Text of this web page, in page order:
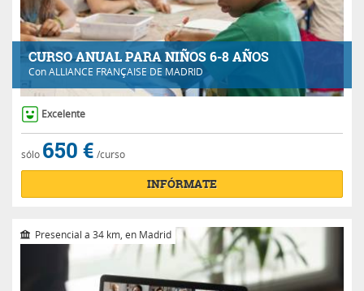
CURSO ANUAL PARA NIÑOS 6-8 AÑOS
ConALLIANCE FRANÇAISE DE MADRID
Excelente
sólo 650 € /curso
INFÓRMATE
Presencial a 34 km, en Madrid